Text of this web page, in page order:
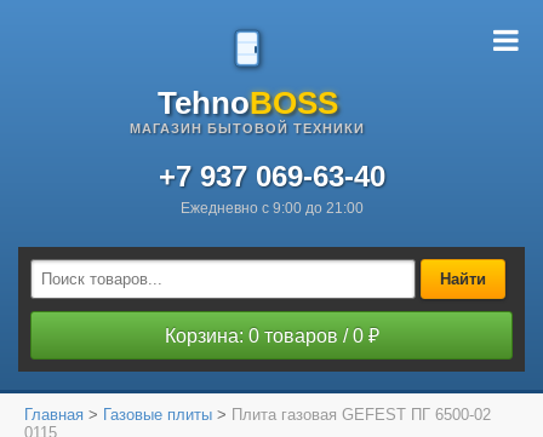
TehnoBOSS
МАГАЗИН БЫТОВОЙ ТЕХНИКИ
+7 937 069-63-40
Ежедневно с 9:00 до 21:00
Найти
Корзина: 0 товаров / 0 ₽
Главная > Газовые плиты > Плита газовая GEFEST ПГ 6500-02
0115